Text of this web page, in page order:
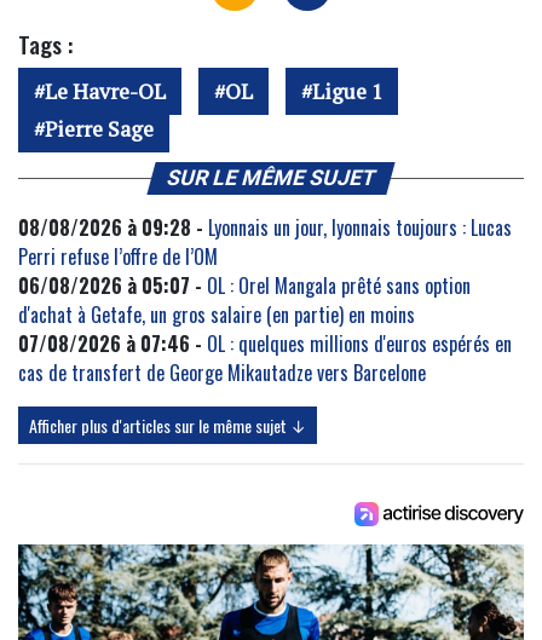
Tags :
Le Havre-OL OL
Ligue 1
Pierre Sage
SUR LE MÊME SUJET
08/08/2026 à 09:28 - Lyonnais un jour, lyonnais toujours : Lucas
Perri refuse l’offre de l’OM
06/08/2026 à 05:07 - OL : Orel Mangala prêté sans option
d'achat à Getafe, un gros salaire (en partie) en moins
07/08/2026 à 07:46 - OL : quelques millions d'euros espérés en
cas de transfert de George Mikautadze vers Barcelone
Afficher plus d'articles sur le même sujet ↓